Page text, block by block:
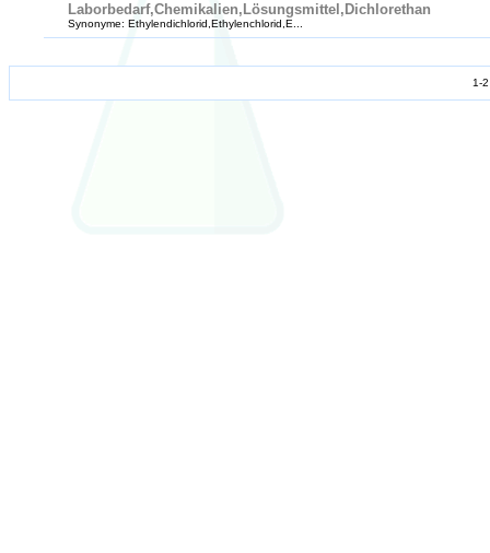
Laborbedarf,Chemikalien,Lösungsmittel,Dichlorethan
Synonyme: Ethylendichlorid,Ethylenchlorid,E...
1-